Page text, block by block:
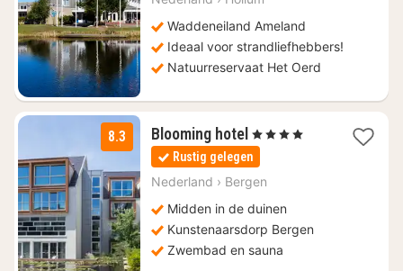
€
99
Waddeneiland Ameland
Ideaal voor strandliefhebbers!
Natuurreservaat Het Oerd
8.3 Blooming hotel 1
nacht
vanaf
€
, 4 Sterren
Rustig gelegen
Nederland › Bergen
Midden in de duinen
Kunstenaarsdorp Bergen
Zwembad en sauna